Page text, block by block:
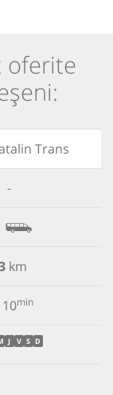
oferite
Trans
-
km
10min
J V S D